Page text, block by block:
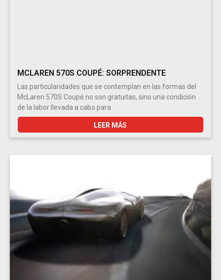
MCLAREN 570S COUPÉ: SORPRENDENTE
Las particularidades que se contemplan en las formas del
McLaren 570S Coupé no son gratuitas, sino una condición
de la labor llevada a cabo para
LEER MÁS